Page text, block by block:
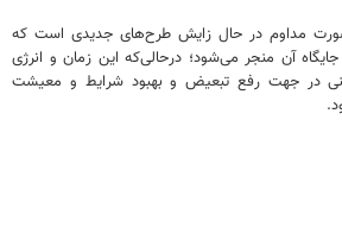
مداوم در حال زایش طرح‌های جدیدی است که
جایگاه آن منجر می‌شود؛ درحالی‌که این زمان و انرژی
در جهت رفع تبعیض و بهبود شرایط و معیشت